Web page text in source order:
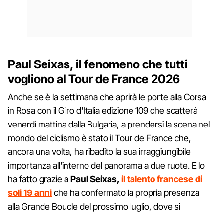
Paul Seixas, il fenomeno che tutti
vogliono al Tour de France 2026
Anche se è la settimana che aprirà le porte alla Corsa
in Rosa con il Giro d'Italia edizione 109 che scatterà
venerdì mattina dalla Bulgaria, a prendersi la scena nel
mondo del ciclismo è stato il Tour de France che,
ancora una volta, ha ribadito la sua irraggiungibile
importanza all'interno del panorama a due ruote. E lo
ha fatto grazie aPaul Seixas, il talento francese di
soli 19 anniche ha confermato la propria presenza
alla Grande Boucle del prossimo luglio, dove si